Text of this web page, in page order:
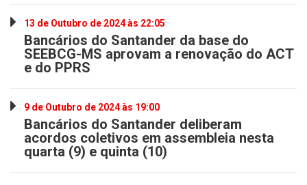
13 de Outubro de 2024 às 22:05
Bancários do Santander da base do
SEEBCG-MS aprovam a renovação do ACT
e do PPRS
9 de Outubro de 2024 às 19:00
Bancários do Santander deliberam
acordos coletivos em assembleia nesta
quarta (9) e quinta (10)